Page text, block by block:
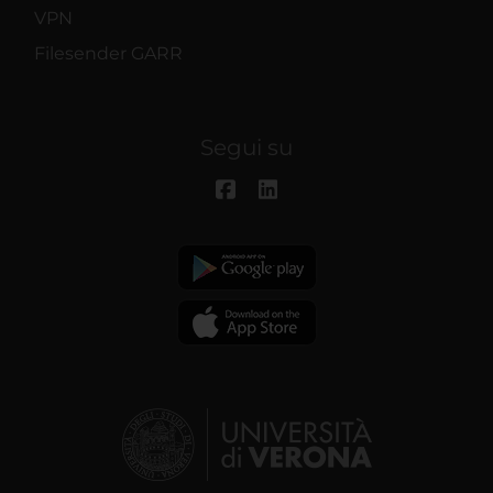
VPN
Filesender GARR
Segui su